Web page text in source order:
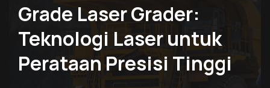
Grade Laser Grader:
Teknologi Laser untuk
Perataan Presisi Tinggi